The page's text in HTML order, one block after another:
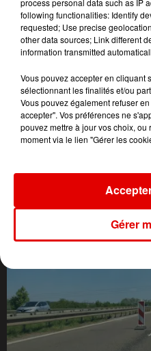
L'ACTU DES ARDENNES
following functionalities: Identify
requested; Use precise
other data sources; Link different
information transmitted
Vous pouvez accepter en cliquant
sélectionnant les finalités et/ou
Vous pouvez également refuser
accepter". Vos préférences ne
pouvez mettre à jour vos choix,
moment via le lien "Gérer les
Gérer